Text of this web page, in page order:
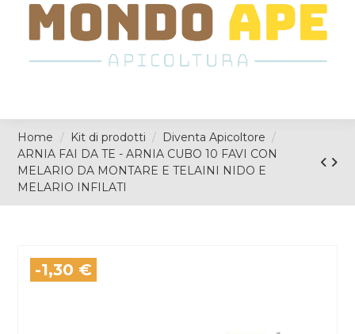
Home Kit di prodotti
Diventa Apicoltore
ARNIA FAI DA TE - ARNIA CUBO 10 FAVI CON
MELARIO DA MONTARE E TELAINI NIDO E
MELARIO INFILATI
-1,30 €